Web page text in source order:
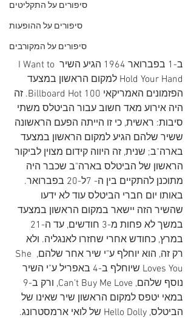
סיפורים על התקליטים
סיפורים על ההופעות
סיפורים על המקורבים
ב-1 בפברואר 1964 הגיע השיר I Want to
Hold Your Hand למקום הראשון במצעד
הפזמונים האמריקאי Billboard Hot 100. זה
היה אירוע מאד חשוב עבור הביטלס משתי
סיבות: ראשית, כי זו הייתה הפעם הראשונה
ששיר שלהם הגיע למקום הראשון במצעד
בארה"ב; שנית, זה היווה קידום מצוין לביקור
הראשון של הביטלס בארה"ב שכבר היה
מתוכנן להתקיים בין ה- 7ל-20 בפברואר.
באותו יום חברי הביטלס עוד לא ידעו
שהשיר הזה יישאר במקום הראשון במצעד
במרץ, כחודש אחרי שחזרו לאנגליה. ולא
רק זה, הוא יוחלף ע"י שיר אחר שלהם, She
Loves You שיוחלף ב-4 באפריל ע"י השיר
במאי יטפס למקום הראשון שיר שאינו של
הביטלס, Hello Dolly של לואי ארמסטרונג.